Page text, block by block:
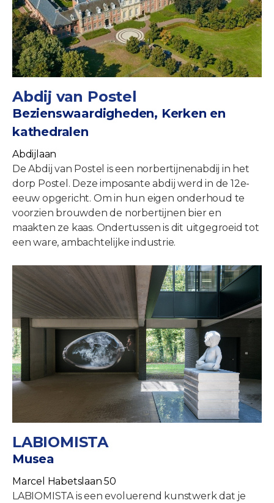
Abdij van Postel
Bezienswaardigheden, Kerken en
kathedralen
Abdijlaan
De Abdij van Postel is een norbertijnenabdij in het
dorp Postel. Deze imposante abdij werd in de 12e-
eeuw opgericht. Om in hun eigen onderhoud te
voorzien brouwden de norbertijnen bier en
maakten ze kaas. Ondertussen is dit uitgegroeid tot
een ware, ambachtelijke industrie.
LABIOMISTA
Musea
Marcel Habetslaan 50
LABIOMISTA is een evoluerend kunstwerk dat je